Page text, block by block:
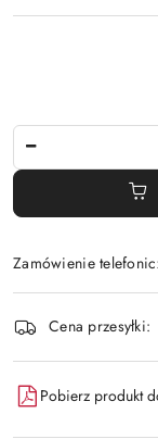
Zamówienie
Dostępność
i
dostawa
Cena przesyłki:
Pobierz produkt